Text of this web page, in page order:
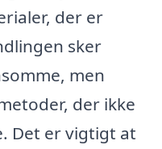
der er
sker
men
der ikke
Det er vigtigt at